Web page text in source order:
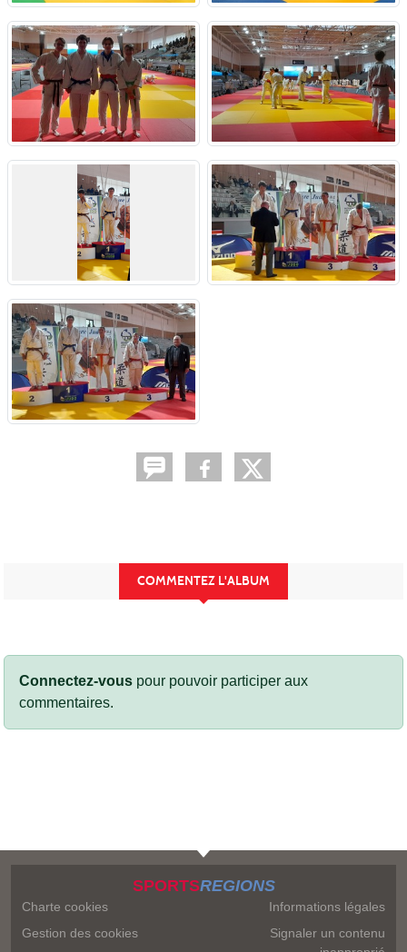
COMMENTEZ L'ALBUM
Connectez-vous pour pouvoir participer aux
commentaires.
SPORTSREGIONS
Charte cookies
Gestion des cookies
Informations légales
Signaler un contenu